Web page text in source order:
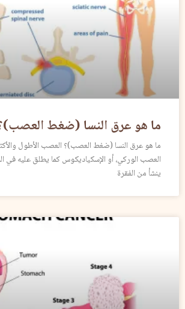
ما هو عرق النسا (ضغط
ما هو عرق النسا (ضغط العصب)؟ العصب الأطول
العصب الوركي، أو الإسكياديكوس كما يطلق عليه في
ينشأ من الفقرة